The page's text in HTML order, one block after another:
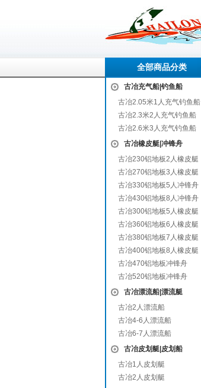
全部商品分类
古冶充气船|钓鱼船
古冶2.05米1人充气钓鱼船
古冶2.3米2人充气钓鱼船
古冶2.6米3人充气钓鱼船
古冶橡皮艇|冲锋舟
古冶230铝地板2人橡皮艇
古冶270铝地板3人橡皮艇
古冶330铝地板5人冲锋舟
古冶430铝地板8人冲锋舟
古冶300铝地板5人橡皮艇
古冶360铝地板6人橡皮艇
古冶380铝地板7人橡皮艇
古冶400铝地板8人橡皮艇
古冶470铝地板冲锋舟
古冶520铝地板冲锋舟
古冶漂流船|漂流艇
古冶2人漂流船
古冶4-6人漂流船
古冶6-7人漂流船
古冶皮划艇|皮划船
古冶1人皮划艇
古冶2人皮划艇
攀枝花 涡阳 石首